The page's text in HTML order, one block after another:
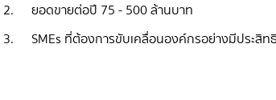
ยอดขายต่อปี 75 - 500 ล้านบาท
SMEs ที่ต้องการขับเคลื่อนองค์กรอย่างมีประสิท